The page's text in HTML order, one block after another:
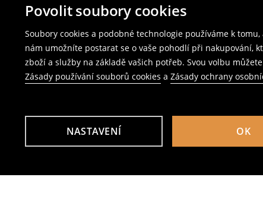
Povolit soubory cookies
Soubory cookies a podobné technologie používáme k
nám umožníte postarat se o vaše pohodlí při nakupování,
zboží a služby na základě vašich potřeb. Svou volbu
Zásady používání souborů cookies a Zásady ochrany
NASTAVENÍ OK